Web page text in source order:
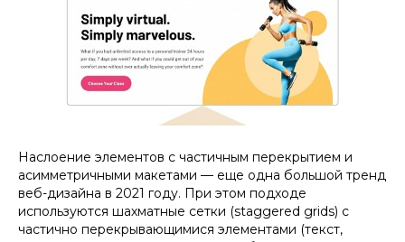
Наслоение элементов с частичным перекрытием и
асимметричными макетами — еще одна большой тренд
веб-дизайна в 2021 году. При этом подходе
используются шахматные сетки (staggered grids) с
частично перекрывающимися элементами (текст,